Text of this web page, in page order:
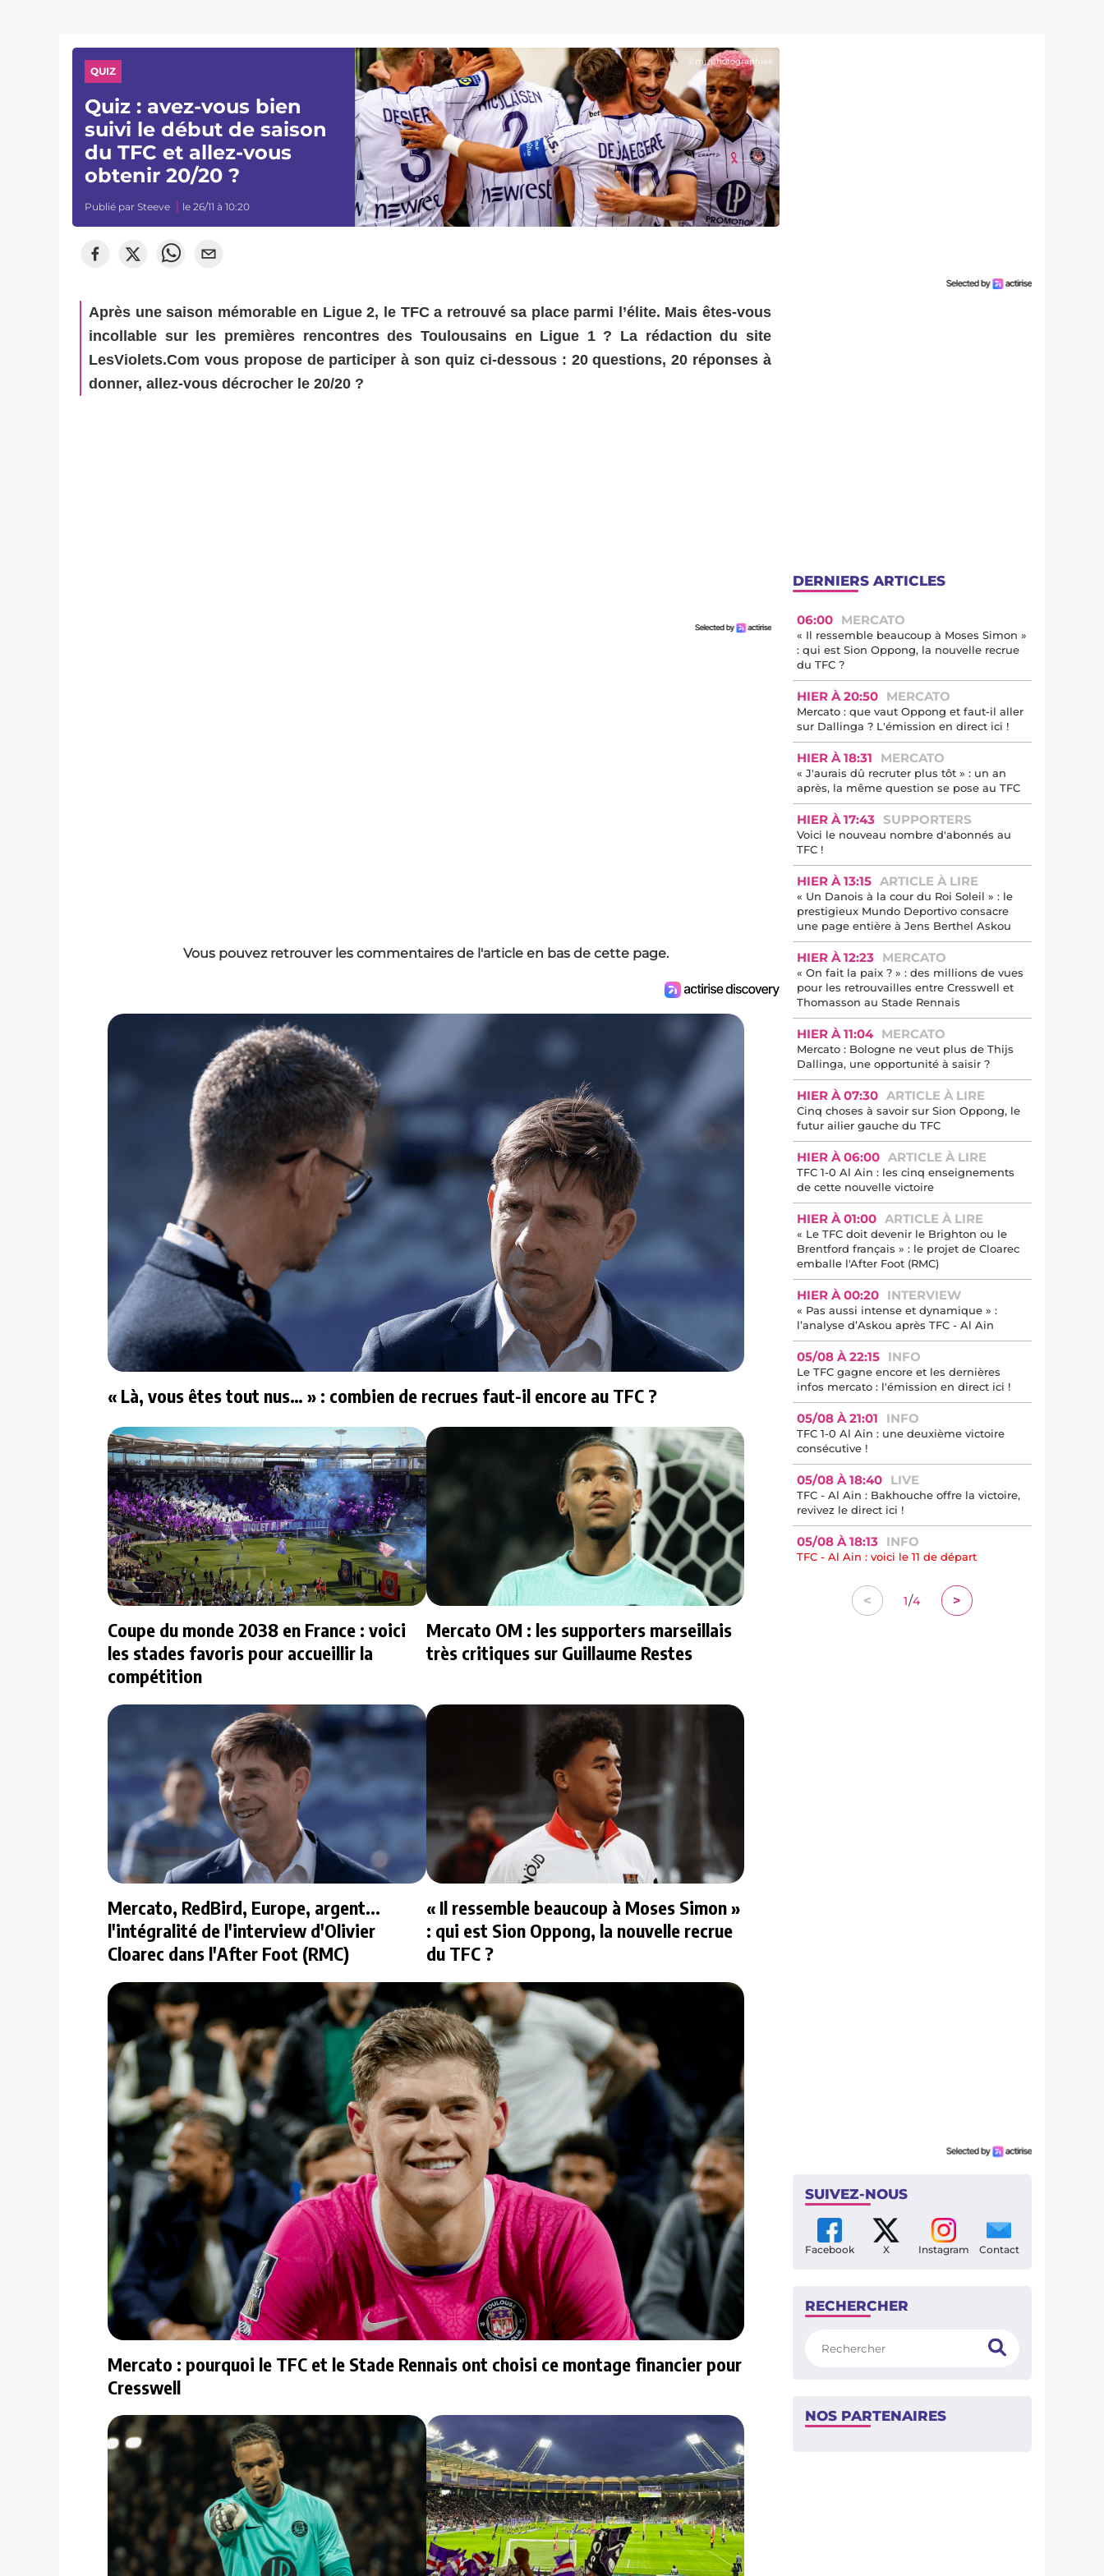
© mj_photographiee
QUIZ
Quiz : avez-vous bien
suivi le début de saison
du TFC et allez-vous
obtenir 20/20 ?
Publié parSteeve le 26/11 à 10:20
Après une saison mémorable en Ligue 2, le TFC a retrouvé sa place parmi l’élite. Mais êtes-vous
incollable sur les premières rencontres des Toulousains en Ligue 1 ? La rédaction du site
LesViolets.Com vous propose de participer à son quiz ci-dessous : 20 questions, 20 réponses à
donner, allez-vous décrocher le 20/20 ?
Vous pouvez retrouver les commentaires de l'article en bas de cette page.
« Là, vous êtes tout nus… » : combien de recrues faut-il encore au TFC ?
Coupe du monde 2038 en France : voici
les stades favoris pour accueillir la
compétition
Mercato OM : les supporters marseillais
très critiques sur Guillaume Restes
Mercato, RedBird, Europe, argent...
l'intégralité de l'interview d'Olivier
Cloarec dans l'After Foot (RMC)
« Il ressemble beaucoup à Moses Simon »
: qui est Sion Oppong, la nouvelle recrue
du TFC ?
Mercato : pourquoi le TFC et le Stade Rennais ont choisi ce montage financier pour
Cresswell
DERNIERS ARTICLES
06:00 MERCATO
« Il ressemble beaucoup à Moses Simon »
: qui est Sion Oppong, la nouvelle recrue
du TFC ?
HIER À 20:50 MERCATO
Mercato : que vaut Oppong et faut-il aller
sur Dallinga ? L'émission en direct ici !
HIER À 18:31 MERCATO
« J'aurais dû recruter plus tôt » : un an
après, la même question se pose au TFC
HIER À 17:43 SUPPORTERS
Voici le nouveau nombre d'abonnés au
TFC !
HIER À 13:15 ARTICLE À LIRE
« Un Danois à la cour du Roi Soleil » : le
prestigieux Mundo Deportivo consacre
une page entière à Jens Berthel Askou
HIER À 12:23 MERCATO
« On fait la paix ? » : des millions de vues
pour les retrouvailles entre Cresswell et
Thomasson au Stade Rennais
HIER À 11:04 MERCATO
Mercato : Bologne ne veut plus de Thijs
Dallinga, une opportunité à saisir ?
HIER À 07:30 ARTICLE À LIRE
Cinq choses à savoir sur Sion Oppong, le
futur ailier gauche du TFC
HIER À 06:00 ARTICLE À LIRE
TFC 1-0 Al Ain : les cinq enseignements
de cette nouvelle victoire
HIER À 01:00 ARTICLE À LIRE
« Le TFC doit devenir le Brighton ou le
Brentford français » : le projet de Cloarec
emballe l'After Foot (RMC)
HIER À 00:20 INTERVIEW
« Pas aussi intense et dynamique » :
l’analyse d’Askou après TFC - Al Ain
05/08 À 22:15 INFO
Le TFC gagne encore et les dernières
infos mercato : l'émission en direct ici !
05/08 À 21:01 INFO
TFC 1-0 Al Ain : une deuxième victoire
consécutive !
05/08 À 18:40 LIVE
TFC - Al Ain : Bakhouche offre la victoire,
revivez le direct ici !
05/08 À 18:13 INFO
TFC - Al Ain : voici le 11 de départ
< 1/4 >
SUIVEZ-NOUS
Facebook X Instagram Contact
RECHERCHER
NOS PARTENAIRES